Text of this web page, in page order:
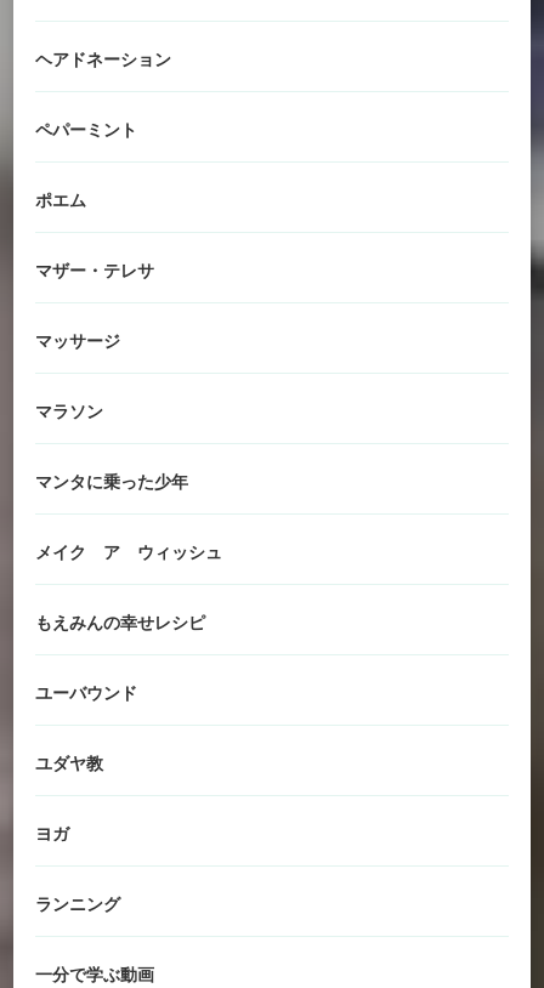
ヘアドネーション
ペパーミント
ポエム
マザー・テレサ
マッサージ
マラソン
マンタに乗った少年
メイク ア ウィッシュ
もえみんの幸せレシピ
ユーバウンド
ユダヤ教
ヨガ
ランニング
一分で学ぶ動画